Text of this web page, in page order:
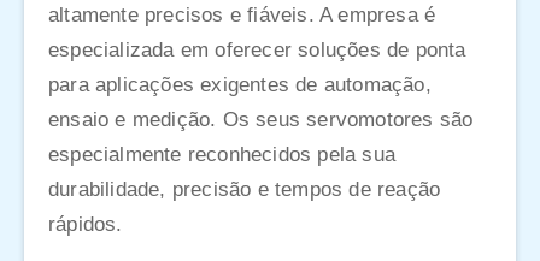
altamente precisos e fiáveis. A empresa é
especializada em oferecer soluções de ponta
para aplicações exigentes de automação,
ensaio e medição. Os seus servomotores são
especialmente reconhecidos pela sua
durabilidade, precisão e tempos de reação
rápidos.